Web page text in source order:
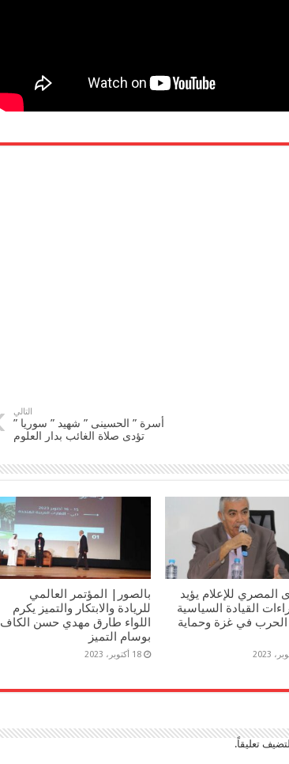
التالي
أسرة ” الحسينى ” شهيد ” سوريا ”
تؤدى صلاة الغائب بدار العلوم
المصري للإعلام يؤيد
القيادة السياسية
في غزة وحماية
بالصور| المؤتمر العالمي
للريادة والابتكار والتميز يكرم
اللواء طارق مهدي حسن الكاف
بوسام التميز
18 أكتوبر، 2023
لتضيف تعليقاً.